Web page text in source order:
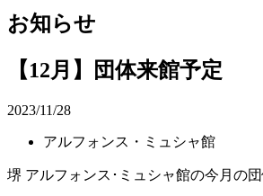
お知らせ
【12月】団体来館予定
2023/11/28
アルフォンス・ミュシャ館
堺 アルフォンス･ミュシャ館の今月の